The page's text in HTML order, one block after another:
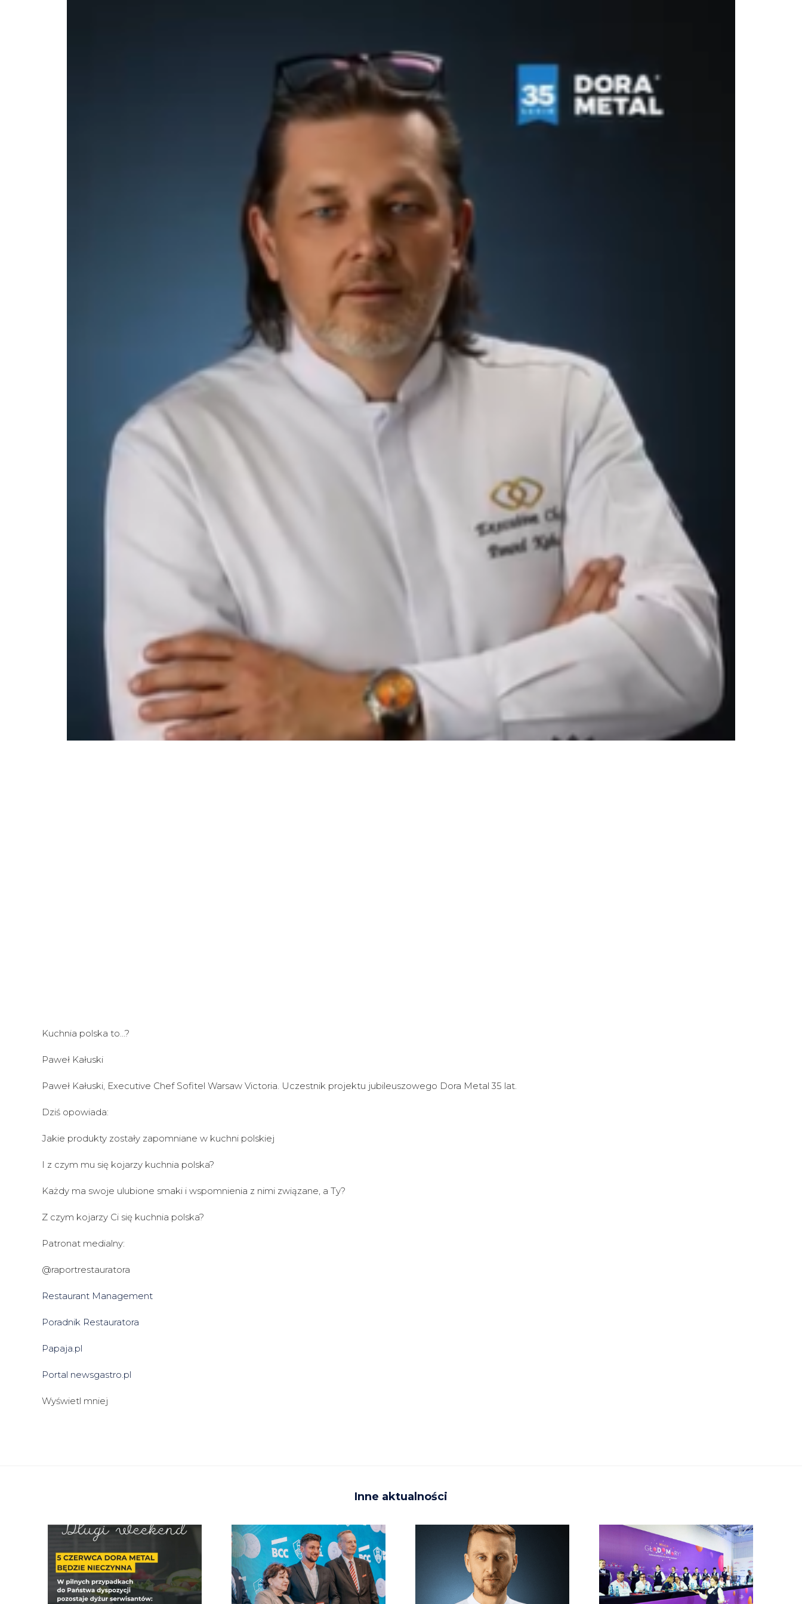
Kuchnia polska to…?
Paweł Kałuski
Paweł Kałuski, Executive Chef Sofitel Warsaw Victoria. Uczestnik projektu jubileuszowego Dora Metal 35 lat.
Dziś opowiada:
Jakie produkty zostały zapomniane w kuchni polskiej
I z czym mu się kojarzy kuchnia polska?
Każdy ma swoje ulubione smaki i wspomnienia z nimi związane, a Ty?
Z czym kojarzy Ci się kuchnia polska?
Patronat medialny:
@raportrestauratora
Restaurant Management
Poradnik Restauratora
Papaja.pl
Portal newsgastro.pl
Wyświetl mniej
Inne aktualności